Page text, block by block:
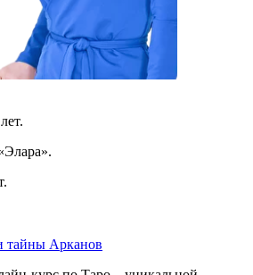
тайны Арканов